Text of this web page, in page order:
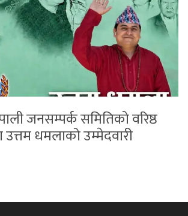
जनसम्पर्क समितिको वरिष्ठ
धमलाको उम्मेदवारी